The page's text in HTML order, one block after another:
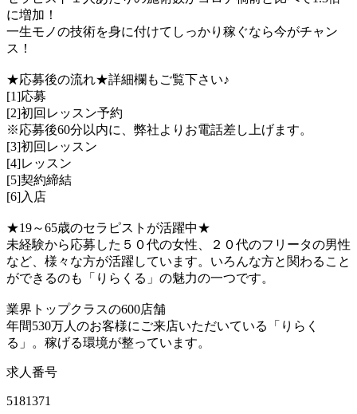
に増加！
一生モノの技術を身に付けてしっかり稼ぐなら今がチャン
ス！
★応募後の流れ★詳細欄もご覧下さい♪
[1]応募
[2]初回レッスン予約
※応募後60分以内に、弊社よりお電話差し上げます。
[3]初回レッスン
[4]レッスン
[5]契約締結
[6]入店
★19～65歳のセラピストが活躍中★
未経験から応募した５０代の女性、２０代のフリータの男性
など、様々な方が活躍しています。いろんな方と関わること
ができるのも「りらくる」の魅力の一つです。
業界トップクラスの600店舗
年間530万人のお客様にご来店いただいている「りらく
る」。稼げる環境が整っています。
求人番号
5181371